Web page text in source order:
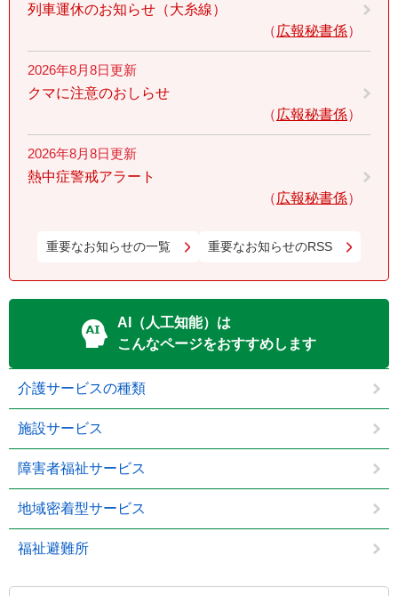
列車運休のお知らせ（大糸線）
広報秘書係
2026年8月8日更新
クマに注意のおしらせ
広報秘書係
2026年8月8日更新
熱中症警戒アラート
広報秘書係
重要なお知らせの一覧 重要なお知らせのRSS
AI（人工知能）は
こんなページをおすすめします
介護サービスの種類
施設サービス
障害者福祉サービス
地域密着型サービス
福祉避難所